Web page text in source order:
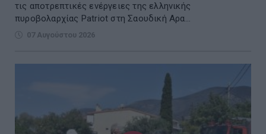
τις αποτρεπτικές ενέργειες της ελληνικής
πυροβολαρχίας Patriot στη Σαουδική Αρα...
07 Αυγούστου 2026